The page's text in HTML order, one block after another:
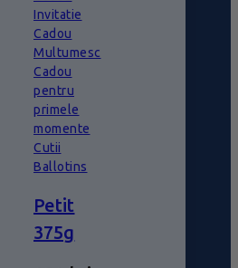
Invitatie
Cadou
Multumesc
Cadou
pentru
primele
momente
Cutii
Ballotins
Petit
375g